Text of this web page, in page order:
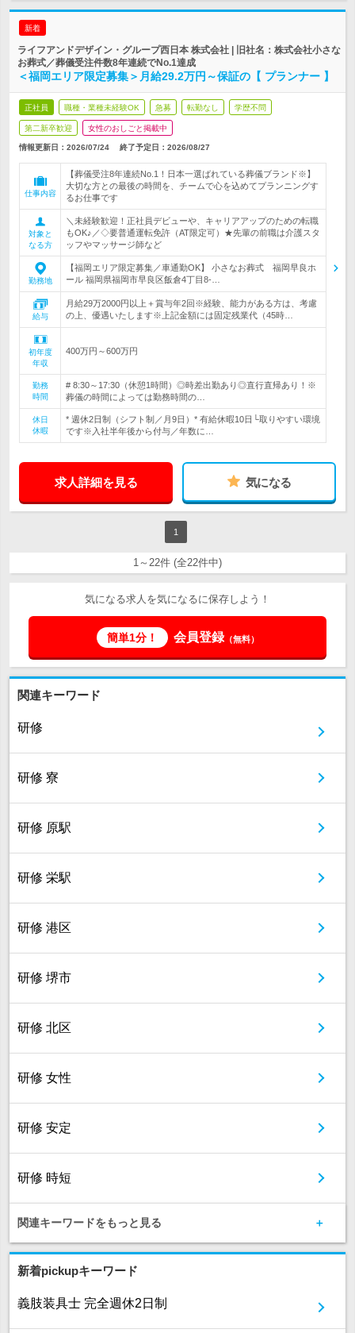
新着
ライフアンドデザイン・グループ西日本 株式会社 | 旧社名：株式会社小さな
お葬式／葬儀受注件数8年連続でNo.1達成
＜福岡エリア限定募集＞月給29.2万円～保証の【 プランナー 】
正社員 職種・業種未経験OK 急募 転勤なし 学歴不問
第二新卒歓迎 女性のおしごと掲載中
情報更新日：2026/07/24 終了予定日： 2026/08/27
仕事内容
【葬儀受注8年連続No.1！日本一選ばれている葬儀ブランド※】
大切な方との最後の時間を、チームで心を込めてプランニングす
るお仕事です
対象と
なる方
＼未経験歓迎！正社員デビューや、キャリアアップのための転職
もOK♪／◇要普通運転免許（AT限定可）★先輩の前職は介護スタ
ッフやマッサージ師など
勤務地
【福岡エリア限定募集／車通勤OK】 小さなお葬式 福岡早良ホ
ール 福岡県福岡市早良区飯倉4丁目8-…
給与
月給29万2000円以上＋賞与年2回※経験、能力がある方は、考慮
の上、優遇いたします※上記金額には固定残業代（45時…
初年度
年収
400万円～600万円
勤務
時間
# 8:30～17:30（休憩1時間）◎時差出勤あり◎直行直帰あり！※
葬儀の時間によっては勤務時間の…
休日
休暇
* 週休2日制（シフト制／月9日）* 有給休暇10日└取りやすい環境
です※入社半年後から付与／年数に…
求人詳細を見る 気になる
1
1～22件 (全22件中)
気になる求人を気になるに保存しよう！
簡単1分！ 会員登録（無料）
関連キーワード
研修
研修 寮
研修 原駅
研修 栄駅
研修 港区
研修 堺市
研修 北区
研修 女性
研修 安定
研修 時短
関連キーワードをもっと見る
新着pickupキーワード
義肢装具士 完全週休2日制